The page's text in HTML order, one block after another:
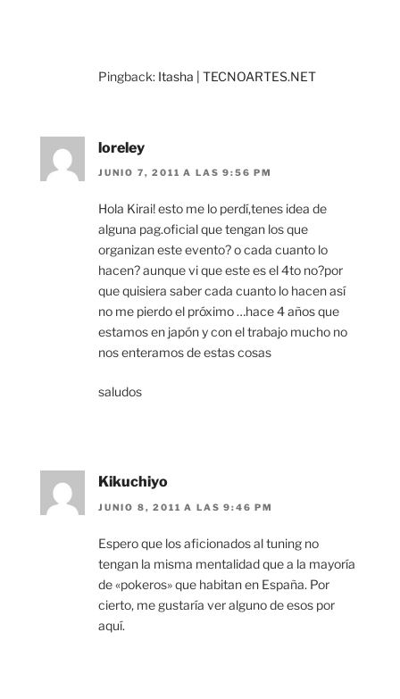
Pingback: Itasha | TECNOARTES.NET
loreley
JUNIO 7, 2011 A LAS 9:56 PM
Hola Kirai! esto me lo perdí,tenes idea de
alguna pag.oficial que tengan los que
organizan este evento? o cada cuanto lo
hacen? aunque vi que este es el 4to no?por
que quisiera saber cada cuanto lo hacen así
no me pierdo el próximo …hace 4 años que
estamos en japón y con el trabajo mucho no
nos enteramos de estas cosas
saludos
Kikuchiyo
JUNIO 8, 2011 A LAS 9:46 PM
Espero que los aficionados al tuning no
tengan la misma mentalidad que a la mayoría
de «pokeros» que habitan en España. Por
cierto, me gustaría ver alguno de esos por
aquí.